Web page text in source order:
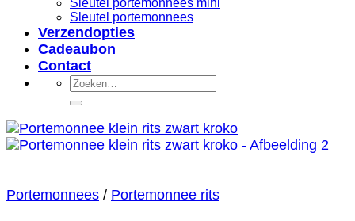
Sleutel portemonnees
Verzendopties
Cadeaubon
Contact
Zoeken
naar:
Portemonnees / Portemonnee rits